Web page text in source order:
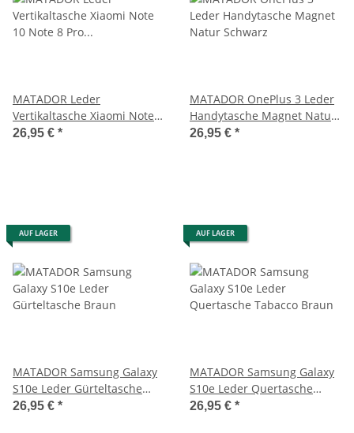
MATADOR Leder
Vertikaltasche Xiaomi Note
10 Note 8 Pro Clip Schwarz
26,95 € *
MATADOR OnePlus 3 Leder
Handytasche Magnet Natur
Schwarz
26,95 € *
AUF LAGER
MATADOR Samsung Galaxy
S10e Leder Gürteltasche
Braun
26,95 € *
AUF LAGER
MATADOR Samsung Galaxy
S10e Leder Quertasche
Tabacco Braun
26,95 € *